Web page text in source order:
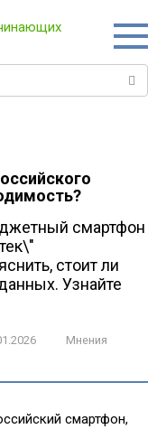
смартфон
стоит ли
Узнайте
Мнения
смартфон,